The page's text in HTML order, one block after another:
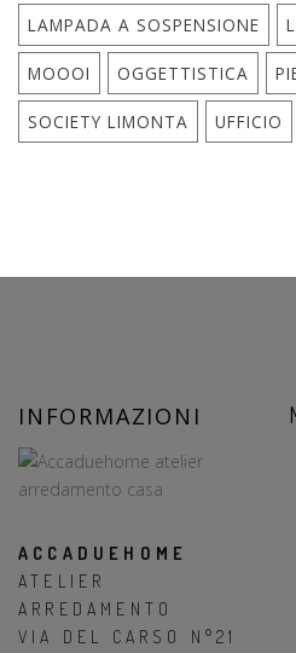
LAMPADA A SOSPENSIONE
MOOOI OGGETTISTICA
SOCIETY LIMONTA UFFICIO
INFORMAZIONI
ACCADUEHOME
ATELIER
ARREDAMENTO
VIA DEL CARSO N°21